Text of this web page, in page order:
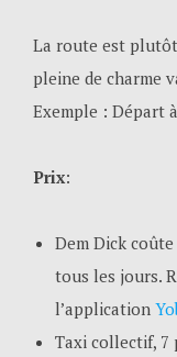
La route est
pleine de charme
Exemple : Départ
Prix:
Dem Dick
tous les jours.
l’application
Taxi collectif, 7